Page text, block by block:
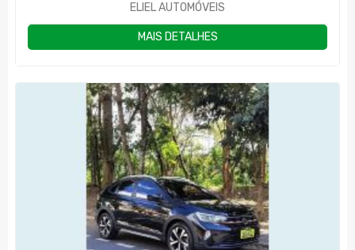
ELIEL AUTOMÓVEIS
MAIS DETALHES